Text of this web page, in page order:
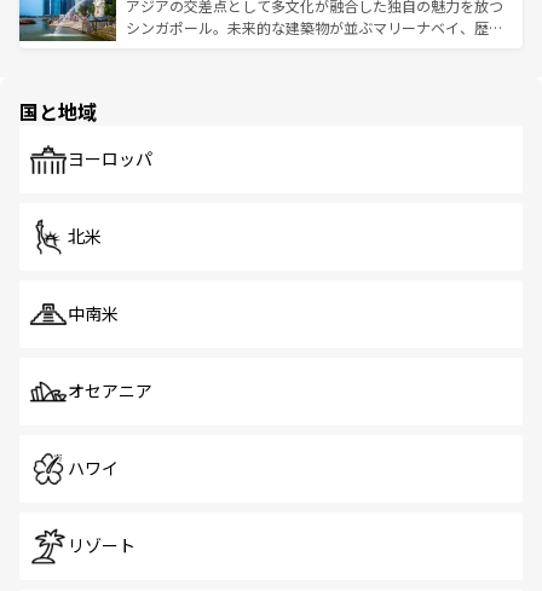
た文化、そして多様な観光資源が、訪れる旅人を魅了し続
ており、効率よく見どころを回れるのも魅力。息をのむよ
うな絶景から文化的な体験まで、香港を存分に楽しみ尽く
アジアの交差点として多文化が融合した独自の魅力を放つ
シンガポール。未来的な建築物が並ぶマリーナベイ、歴史
で、ホーカーズは地元の風情を楽しめる外せないスポット
国と地域
ヨーロッパ
北米
中南米
オセアニア
ハワイ
リゾート